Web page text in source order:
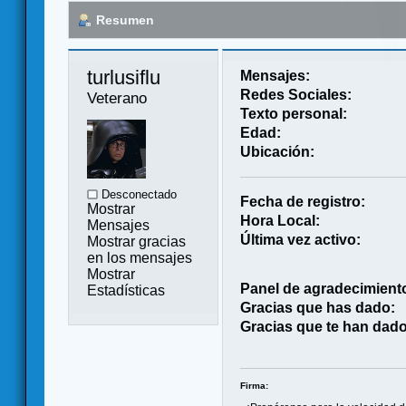
Resumen
turlusiflu
Veterano
Desconectado
Mostrar
Mensajes
Mostrar gracias
en los mensajes
Mostrar
Estadísticas
Mensajes:
Redes Sociales:
Texto personal:
Edad:
Ubicación:
Fecha de registro:
Hora Local:
Última vez activo:
Panel de
Gracias que has dado:
Gracias que te han
Firma: